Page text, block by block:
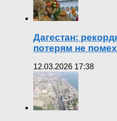
Дагестан:
потерям не
12.03.2026 17:38